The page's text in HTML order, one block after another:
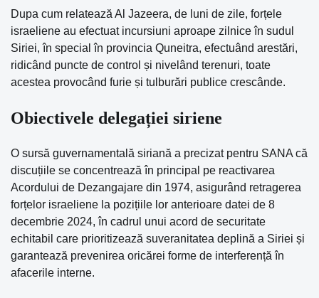
Dupa cum relatează Al Jazeera, de luni de zile, forțele
israeliene au efectuat incursiuni aproape zilnice în sudul
Siriei, în special în provincia Quneitra, efectuând arestări,
ridicând puncte de control și nivelând terenuri, toate
acestea provocând furie și tulburări publice crescânde.
Obiectivele delegației siriene
O sursă guvernamentală siriană a precizat pentru SANA că
discuțiile se concentrează în principal pe reactivarea
Acordului de Dezangajare din 1974, asigurând retragerea
forțelor israeliene la pozițiile lor anterioare datei de 8
decembrie 2024, în cadrul unui acord de securitate
echitabil care prioritizează suveranitatea deplină a Siriei și
garantează prevenirea oricărei forme de interferență în
afacerile interne.